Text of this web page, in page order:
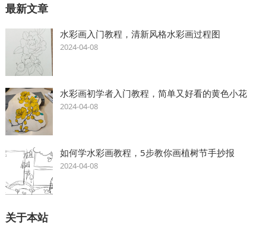
最新文章
水彩画入门教程，清新风格水彩画过程图
2024-04-08
水彩画初学者入门教程，简单又好看的黄色小花
2024-04-08
如何学水彩画教程，5步教你画植树节手抄报
2024-04-08
关于本站